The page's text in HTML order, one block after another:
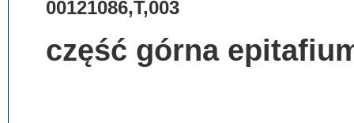
00121086,T,003
część górna